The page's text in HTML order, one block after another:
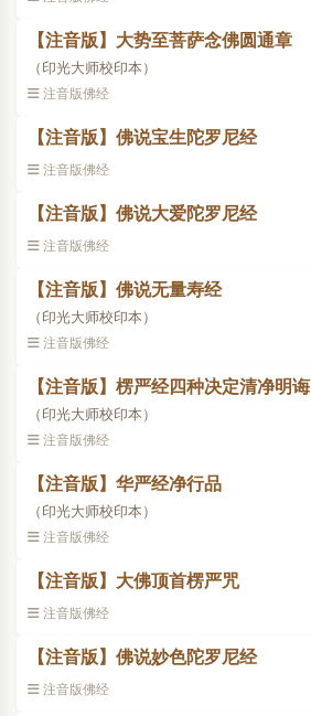
【注音版】大势至菩萨念佛圆通章
（印光大师校印本）
注音版佛经
【注音版】佛说宝生陀罗尼经
注音版佛经
【注音版】佛说大爱陀罗尼经
注音版佛经
【注音版】佛说无量寿经
（印光大师校印本）
注音版佛经
【注音版】楞严经四种决定清净明诲
（印光大师校印本）
注音版佛经
【注音版】华严经净行品
（印光大师校印本）
注音版佛经
【注音版】大佛顶首楞严咒
注音版佛经
【注音版】佛说妙色陀罗尼经
注音版佛经